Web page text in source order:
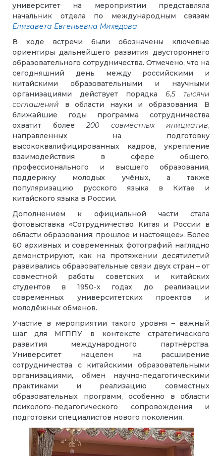
университет на мероприятии представляла
начальник отдела по международным связям
Елизавета Евгеньевна Михедова.
В ходе встречи были обозначены ключевые
ориентиры дальнейшего развития двустороннего
образовательного сотрудничества. Отмечено, что на
сегодняшний день между российскими и
китайскими образовательными и научными
организациями действует порядка 6,5 тысячи
соглашений в области науки и образования. В
ближайшие годы программа сотрудничества
охватит более 200 совместных инициатив,
направленных на подготовку
высококвалифицированных кадров, укрепление
взаимодействия в сфере общего,
профессионального и высшего образования,
поддержку молодых учёных, а также
популяризацию русского языка в Китае и
китайского языка в России.
Дополнением к официальной части стала
фотовыставка «Сотрудничество Китая и России в
области образования: прошлое и настоящее». Более
60 архивных и современных фотографий наглядно
демонстрируют, как на протяжении десятилетий
развивались образовательные связи двух стран – от
совместной работы советских и китайских
студентов в 1950-х годах до реализации
современных университетских проектов и
молодёжных обменов.
Участие в мероприятии такого уровня – важный
шаг для МГППУ в контексте стратегического
развития международного партнёрства.
Университет нацелен на расширение
сотрудничества с китайскими образовательными
организациями, обмен научно-педагогическими
практиками и реализацию совместных
образовательных программ, особенно в области
психолого-педагогического сопровождения и
подготовки специалистов нового поколения.